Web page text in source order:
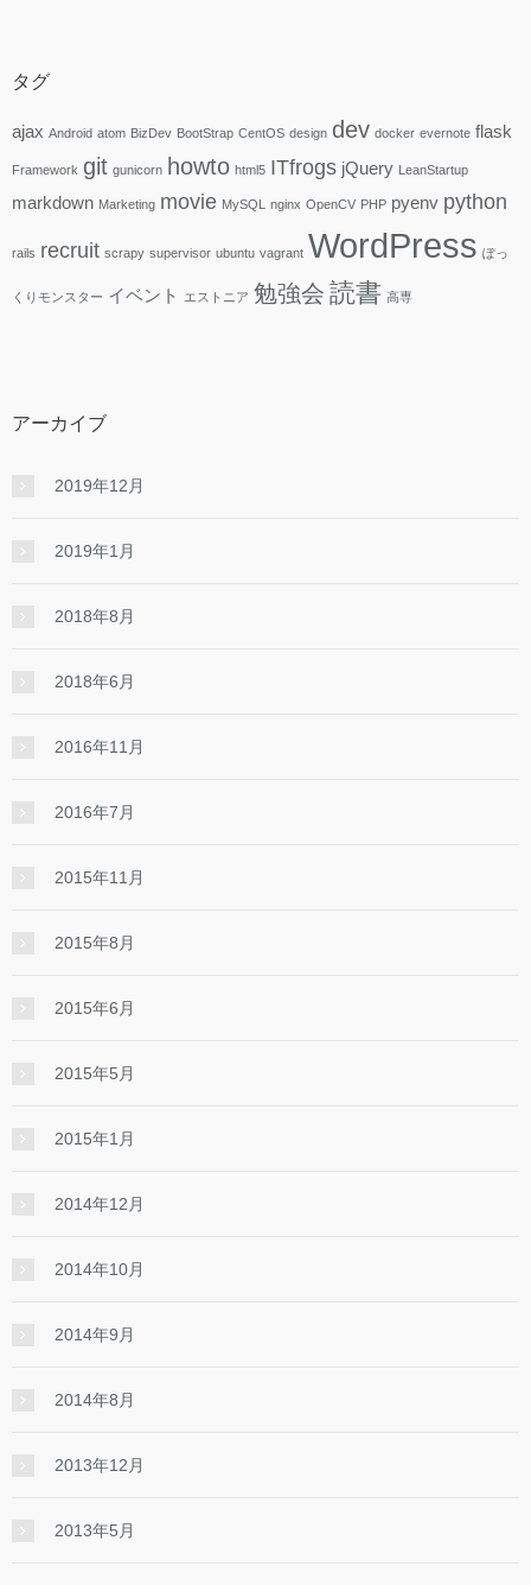
タグ
ajax Android atom BizDev BootStrap CentOS design dev docker evernote flask
Framework git gunicorn howto html5 ITfrogs jQuery LeanStartup
markdown Marketing movie MySQL nginx OpenCV PHP pyenv python
rails recruit scrapy supervisor ubuntu vagrant WordPress ぽっ
くりモンスター イベント エストニア 勉強会 読書 高専
アーカイブ
2019年12月
2019年1月
2018年8月
2018年6月
2016年11月
2016年7月
2015年11月
2015年8月
2015年6月
2015年5月
2015年1月
2014年12月
2014年10月
2014年9月
2014年8月
2013年12月
2013年5月